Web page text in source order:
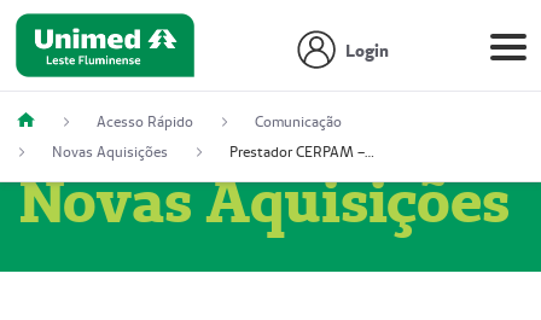
Login
Acesso Rápido
Comunicação
Novas Aquisições
Prestador CERPAM – Centro de Reabilitação S/S Ltda-ME (52004274-8)
Novas Aquisições